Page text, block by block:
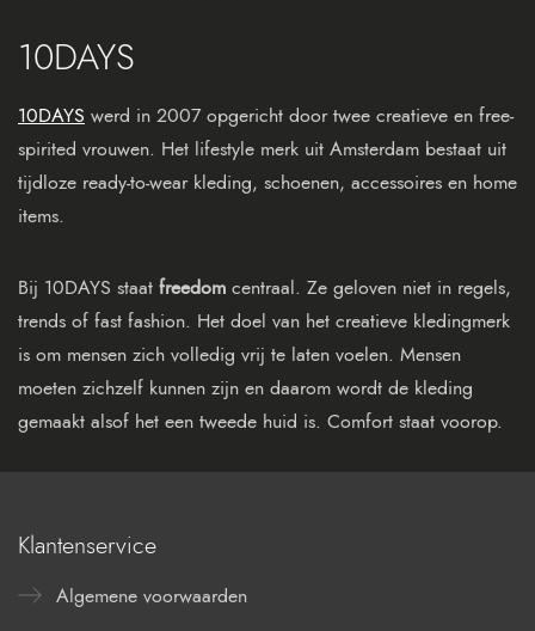
10DAYS
10DAYS werd in 2007 opgericht door twee creatieve en free-
spirited vrouwen. Het lifestyle merk uit Amsterdam bestaat uit
tijdloze ready-to-wear kleding, schoenen, accessoires en home
items.
Bij 10DAYS staat freedom centraal. Ze geloven niet in regels,
trends of fast fashion. Het doel van het creatieve kledingmerk
is om mensen zich volledig vrij te laten voelen. Mensen
moeten zichzelf kunnen zijn en daarom wordt de kleding
gemaakt alsof het een tweede huid is. Comfort staat voorop.
Klantenservice
Algemene voorwaarden